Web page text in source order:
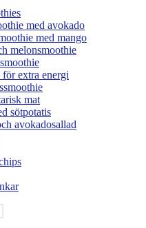
med avokado
med mango
melonsmoothie
för extra energi
mat
sötpotatis
avokadosallad